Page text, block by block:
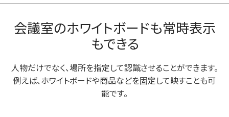
会議室のホワイトボードも常時表示
もできる
人物だけでなく、場所を指定して認識させることができます。
例えば、ホワイトボードや商品などを固定して映すことも可
能です。